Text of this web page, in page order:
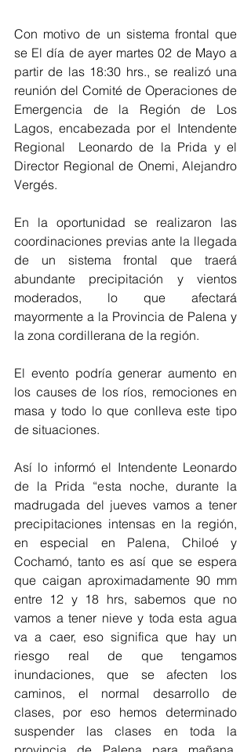
Con motivo de un sistema frontal que
se El día de ayer martes 02 de Mayo a
partir de las 18:30 hrs., se realizó una
reunión del Comité de Operaciones de
Emergencia de la Región de Los
Lagos, encabezada por el Intendente
Regional  Leonardo de la Prida y el
Director Regional de Onemi, Alejandro
Vergés.
En la oportunidad se realizaron las
coordinaciones previas ante la llegada
de un sistema frontal que traerá
abundante precipitación y vientos
moderados, lo que afectará
mayormente a la Provincia de Palena y
la zona cordillerana de la región.
El evento podría generar aumento en
los causes de los ríos, remociones en
masa y todo lo que conlleva este tipo
de situaciones.
Así lo informó el Intendente Leonardo
de la Prida “esta noche, durante la
madrugada del jueves vamos a tener
precipitaciones intensas en la región,
en especial en Palena, Chiloé y
Cochamó, tanto es así que se espera
que caigan aproximadamente 90 mm
entre 12 y 18 hrs, sabemos que no
vamos a tener nieve y toda esta agua
va a caer, eso significa que hay un
riesgo real de que tengamos
inundaciones, que se afecten los
caminos, el normal desarrollo de
clases, por eso hemos determinado
suspender las clases en toda la